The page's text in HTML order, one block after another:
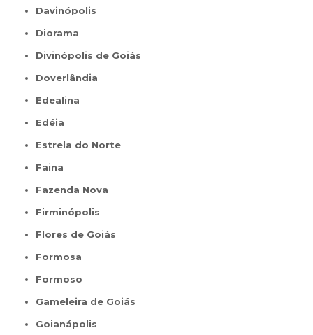
Davinópolis
Diorama
Divinópolis de Goiás
Doverlândia
Edealina
Edéia
Estrela do Norte
Faina
Fazenda Nova
Firminópolis
Flores de Goiás
Formosa
Formoso
Gameleira de Goiás
Goianápolis